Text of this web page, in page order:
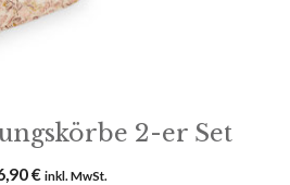
2-er Set
€ inkl. MwSt.